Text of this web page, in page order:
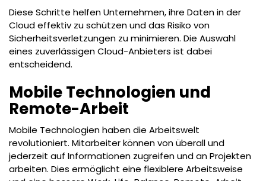
Diese Schritte helfen Unternehmen, ihre Daten in der
Cloud effektiv zu schützen und das Risiko von
Sicherheitsverletzungen zu minimieren. Die Auswahl
eines zuverlässigen Cloud-Anbieters ist dabei
entscheidend.
Mobile Technologien und
Remote-Arbeit
Mobile Technologien haben die Arbeitswelt
revolutioniert. Mitarbeiter können von überall und
jederzeit auf Informationen zugreifen und an Projekten
arbeiten. Dies ermöglicht eine flexiblere Arbeitsweise